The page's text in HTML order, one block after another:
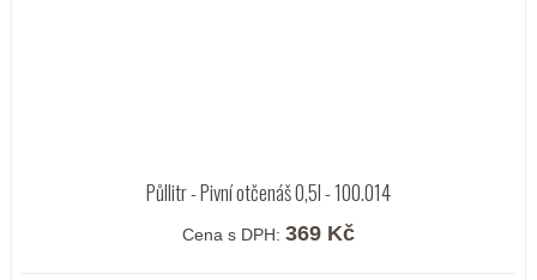
Půllitr - Pivní otčenáš 0,5l - 100.014
Cena s DPH: 369 Kč